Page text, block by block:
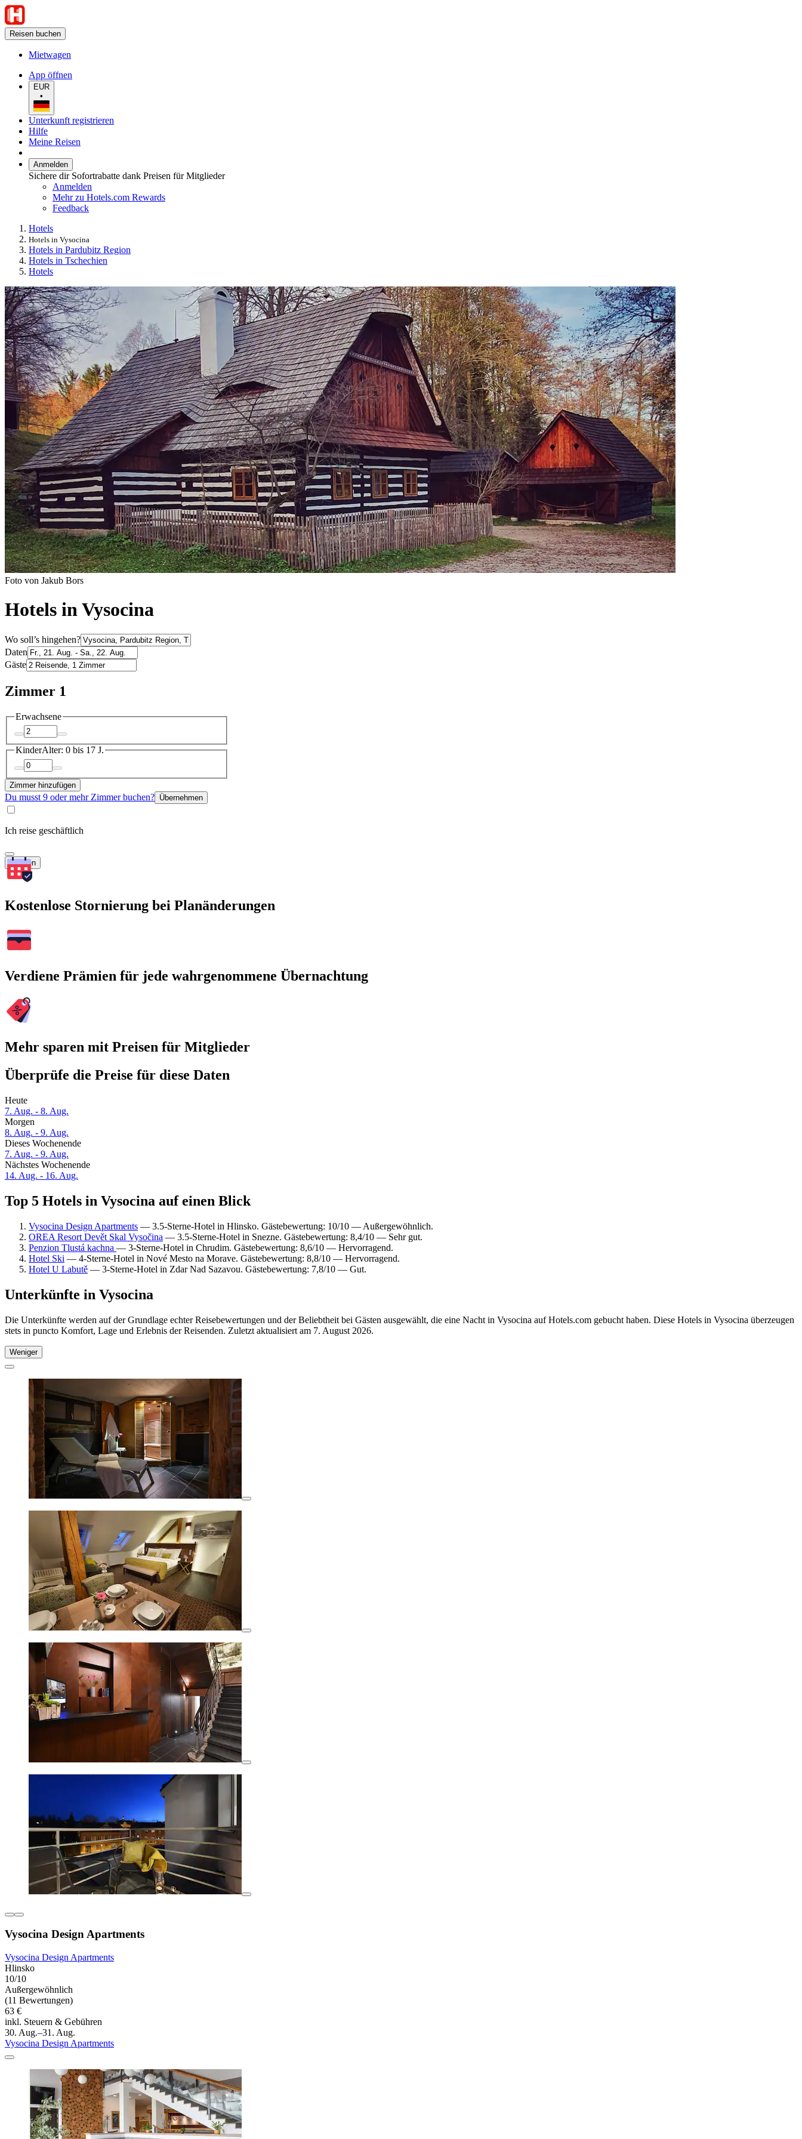
Reisen buchen
Mietwagen
App öffnen
EUR
•
Unterkunft registrieren
Hilfe
Meine Reisen
Anmelden
Sichere dir Sofortrabatte dank Preisen für Mitglieder
Anmelden
Mehr zu Hotels.com Rewards
Feedback
Hotels
Hotels in Vysocina
Hotels in Pardubitz Region
Hotels in Tschechien
Hotels
Foto von Jakub Bors
Hotels in Vysocina
Wo soll’s hingehen?
Daten
Gäste
Zimmer 1
Erwachsene
KinderAlter: 0 bis 17 J.
Zimmer hinzufügen
Du musst 9 oder mehr Zimmer buchen? Übernehmen
Ich reise geschäftlich
Suchen
Kostenlose Stornierung bei Planänderungen
Verdiene Prämien für jede wahrgenommene Übernachtung
Mehr sparen mit Preisen für Mitglieder
Überprüfe die Preise für diese Daten
Heute
7. Aug. - 8. Aug.
Morgen
8. Aug. - 9. Aug.
Dieses Wochenende
7. Aug. - 9. Aug.
Nächstes Wochenende
14. Aug. - 16. Aug.
Top 5 Hotels in Vysocina auf einen Blick
Vysocina Design Apartments — 3.5-Sterne-Hotel in Hlinsko. Gästebewertung: 10/10 — Außergewöhnlich.
OREA Resort Devět Skal Vysočina — 3.5-Sterne-Hotel in Snezne. Gästebewertung: 8,4/10 — Sehr gut.
Penzion Tlustá kachna — 3-Sterne-Hotel in Chrudim. Gästebewertung: 8,6/10 — Hervorragend.
Hotel Ski — 4-Sterne-Hotel in Nové Mesto na Morave. Gästebewertung: 8,8/10 — Hervorragend.
Hotel U Labutě — 3-Sterne-Hotel in Zdar Nad Sazavou. Gästebewertung: 7,8/10 — Gut.
Unterkünfte in Vysocina
Die Unterkünfte werden auf der Grundlage echter Reisebewertungen und der Beliebtheit bei Gästen ausgewählt, die eine Nacht in Vysocina auf Hotels.com gebucht haben. Diese Hotels in Vysocina überzeugen
stets in puncto Komfort, Lage und Erlebnis der Reisenden. Zuletzt aktualisiert am 7. August 2026.
Weniger
Vysocina Design Apartments
Vysocina Design Apartments
Hlinsko
10/10
Außergewöhnlich
(11 Bewertungen)
63 €
inkl. Steuern & Gebühren
30. Aug.–31. Aug.
Vysocina Design Apartments